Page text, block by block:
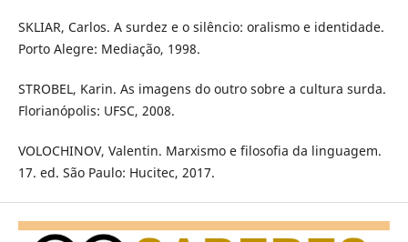
SKLIAR, Carlos. A surdez e o silêncio: oralismo e identidade.
Porto Alegre: Mediação, 1998.
STROBEL, Karin. As imagens do outro sobre a cultura surda.
Florianópolis: UFSC, 2008.
VOLOCHINOV, Valentin. Marxismo e filosofia da linguagem.
17. ed. São Paulo: Hucitec, 2017.